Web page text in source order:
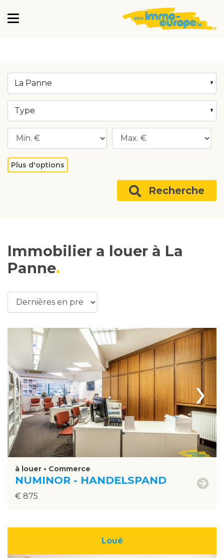
La Panne
Type
Plus d'options
Recherche
Immobilier a louer à La
Panne
›
à louer • Commerce
NUMINOR - HANDELSPAND
€ 875
Loué